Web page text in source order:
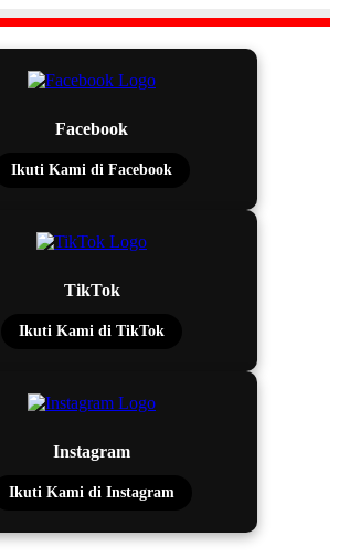
Facebook
Ikuti Kami di Facebook
TikTok
Ikuti Kami di TikTok
Instagram
Ikuti Kami di Instagram